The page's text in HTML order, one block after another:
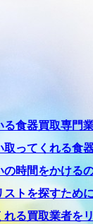
る食器買取専門
取ってくれる食
の時間をかける
トを探すために
る買取業者を